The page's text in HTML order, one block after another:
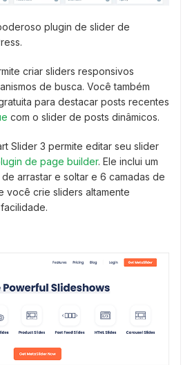
plugin de slider de
criar sliders responsivos
de busca. Você também
para destacar posts recentes
com o slider de posts dinâmicos.
Slider 3 permite editar seu slider
de page builder. Ele inclui um
arrastar e soltar e 6 camadas de
você crie sliders altamente